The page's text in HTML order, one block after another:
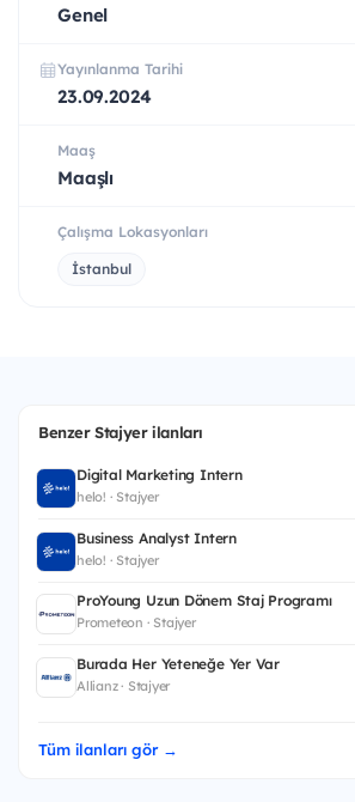
Genel
Yayınlanma Tarihi
23.09.2024
Maaş
Maaşlı
Çalışma Lokasyonları
İstanbul
Benzer Stajyer ilanları
Digital Marketing Intern
helo! · Stajyer
Business Analyst Intern
helo! · Stajyer
ProYoung Uzun Dönem Staj Programı
Prometeon · Stajyer
Burada Her Yeteneğe Yer Var
Allianz · Stajyer
Tüm ilanları gör →